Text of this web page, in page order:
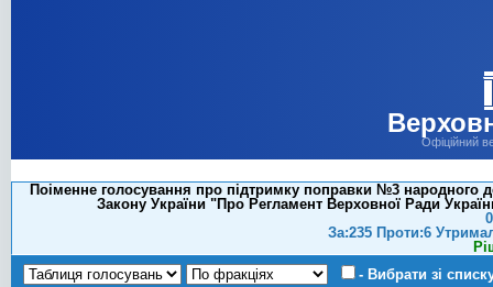
Офіційний
Поіменне голосування про підтримку поправки №3 народного
Закону України "Про Регламент Верховної Ради
За:235 Проти:6
- Вибрати зі